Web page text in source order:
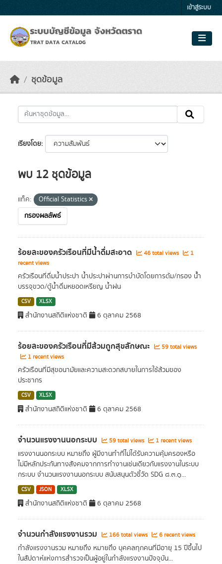
เข้าสู่ระบบ
ชุดข้อมูล
เรียงโดย
พบ 12 ชุดข้อมูล
แท็ค:
Official Statistics
กรองผลลัพธ์
ร้อยละของครัวเรือนที่มีน้ำดื่มสะอาด 46 total views
1
recent views
ครัวเรือนที่ดื่มน้ำประปา น้ำประปาผ่านการบําบัดโดยการต้ม/กรอง น้้ำ
บรรจุขวด/ตู้น้ำดื่มหยอดเหรียญ น้ำฝน
CSV XLSX
สำนักงานสถิติแห่งชาติ 6 ตุลาคม 2568
ร้อยละของครัวเรือนที่มีส้วมถูกสุขลักษณะ
59 total views
1 recent views
ครัวเรือนที่มีสุขอนามัยและความสะดวกสบายในการใช้ส้วมของ
ประชากร
CSV XLSX
สำนักงานสถิติแห่งชาติ 6 ตุลาคม 2568
จำนวนแรงงานนอกระบบ 59 total views 1 recent views
แรงงานนอกระบบ หมายถึง ผู้มีงานทําที่ไม่ได้รับความคุ้มครองหรือ
ไม่มีหลักประกันทางสังคมจากการทํางานเช่นเดียวกับแรงงานในระบบ
กระบบ จำนวนแรงงานนอกระบบ สนับสนุนตัวชี้วัด SDG ๘.๓.๑...
CSV JSON XLSX
สำนักงานสถิติแห่งชาติ 6 ตุลาคม 2568
จำนวนกำลังแรงงานรวม 166 total views 6 recent views
กำลังแรงงานรวม หมายถึง หมายถึง บุคคลทุกคนที่มีอายุ 15 ปีขึ้นไป
ในสัปดาห์แห่งการสำรวจเป็นผู้อยู่ในกำลังแรงงานปัจจุบัน...